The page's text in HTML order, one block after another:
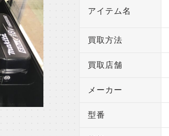
アイテム名
買取方法
買取店舗
メーカー
型番